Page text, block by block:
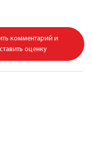
комментарий и
оценку